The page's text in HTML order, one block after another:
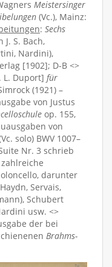
Meistersinger
(Vc.), Mainz:
: Sechs
J. S. Bach,
Nardini),
[1902]; D-B <>
L. Duport] für
(1921) –
von Justus
op. 155,
von
solo) BWV 1007–
Nr. 3 schrieb
darunter
Servais,
Schubert
usw. <>
der bei
Brahms-